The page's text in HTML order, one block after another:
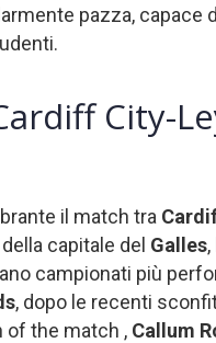
pazza, capace
City-
il match tra
capitale del Galles
campionati più
, dopo le recenti
of the match , Callum